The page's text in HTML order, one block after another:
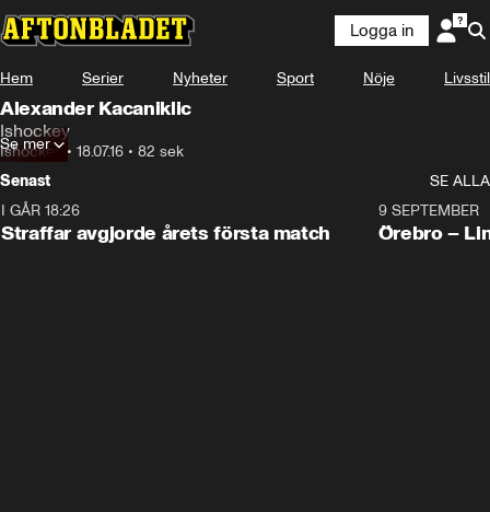
Logga in
Hem Serier Nyheter Sport Nöje Livsstil
Alexander Kacaniklic
Ishockey
Ishockey• 18.07.16 • 82 sek
Se mer
Senast
SE ALLA
I GÅR 18:26
Straffar avgjorde årets första match
Plus
9 SEPTEMBER
Örebro –